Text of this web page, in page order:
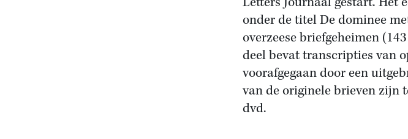
onder de titel De dominee
overzeese briefgeheimen
deel bevat transcripties van
voorafgegaan door een
van de originele brieven zijn
dvd.